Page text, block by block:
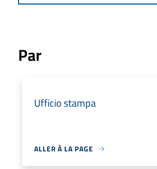
Par
Ufficio stampa
ALLER À LA PAGE